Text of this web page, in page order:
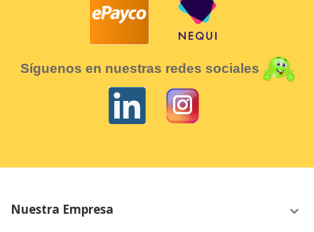
Síguenos en nuestras redes sociales
Nuestra Empresa keyboard_arrow_down